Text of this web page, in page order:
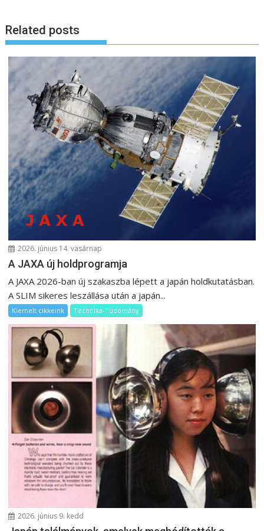
g
y
z
é
s
n
i
g
á
c
i
Related posts
2026. június 14. vasárnap
A JAXA új holdprogramja
A JAXA 2026-ban új szakaszba lépett a japán holdkutatásban.
A SLIM sikeres leszállása után a japán...
Kiemelt cikkeink Technika-Tudomány
2026. június 9. kedd